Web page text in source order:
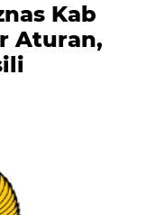
Kab
Aturan,